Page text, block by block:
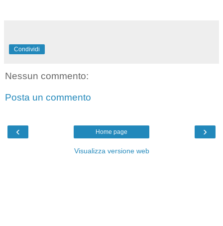
Condividi
Nessun commento:
Posta un commento
‹ ›
Home page
Visualizza versione web